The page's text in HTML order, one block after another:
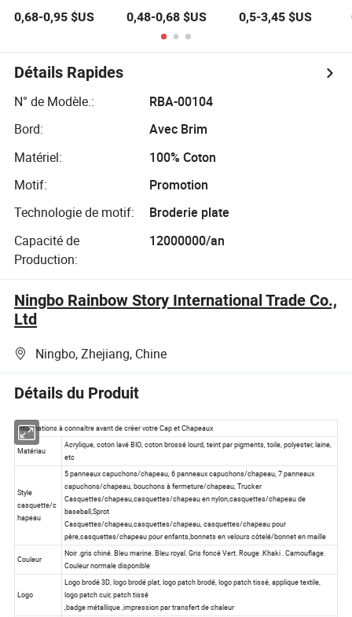
en toile pour le
Gadgets pour
cadeau
promotionnel
0,68-0,95 $US
souvenirs de
bureau de luxe
pour la promotion
promotionnel
affaires et la
bureau
0,48-0,68 $US
promotionnels
haute qualité
0,5-3,45 $US
Détails Rapides
N° de Modèle.:
RBA-00104
Bord:
Avec Brim
Matériel:
100% Coton
Motif:
Promotion
Technologie de motif:
Broderie plate
Capacité de
Production:
12000000/an
Ningbo Rainbow Story International Trade Co.,
Ltd
Ningbo, Zhejiang, Chine
Détails du Produit